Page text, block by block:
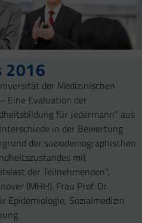
2016
der Medizinischen
Eine Evaluation der
für Jedermann“ aus
in der Bewertung
der soziodemographischen
mit
der Teilnehmenden".
(MHH). Frau Prof. Dr.
Sozialmedizin